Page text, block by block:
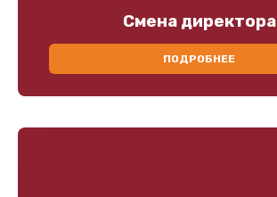
Смена директора
ПОДРОБНЕЕ